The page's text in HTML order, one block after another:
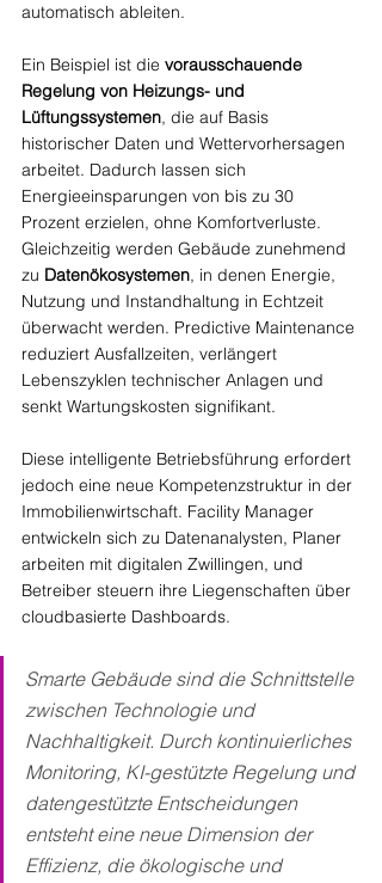
automatisch ableiten.
Ein Beispiel ist die vorausschauende
Regelung von Heizungs- und
Lüftungssystemen, die auf Basis
historischer Daten und Wettervorhersagen
arbeitet. Dadurch lassen sich
Energieeinsparungen von bis zu 30
Prozent erzielen, ohne Komfortverluste.
Gleichzeitig werden Gebäude zunehmend
zu Datenökosystemen, in denen Energie,
Nutzung und Instandhaltung in Echtzeit
überwacht werden. Predictive Maintenance
reduziert Ausfallzeiten, verlängert
Lebenszyklen technischer Anlagen und
senkt Wartungskosten signifikant.
Diese intelligente Betriebsführung erfordert
jedoch eine neue Kompetenzstruktur in der
Immobilienwirtschaft. Facility Manager
entwickeln sich zu Datenanalysten, Planer
arbeiten mit digitalen Zwillingen, und
Betreiber steuern ihre Liegenschaften über
cloudbasierte Dashboards.
Smarte Gebäude sind die Schnittstelle
zwischen Technologie und
Nachhaltigkeit. Durch kontinuierliches
Monitoring, KI-gestützte Regelung und
datengestützte Entscheidungen
entsteht eine neue Dimension der
Effizienz, die ökologische und